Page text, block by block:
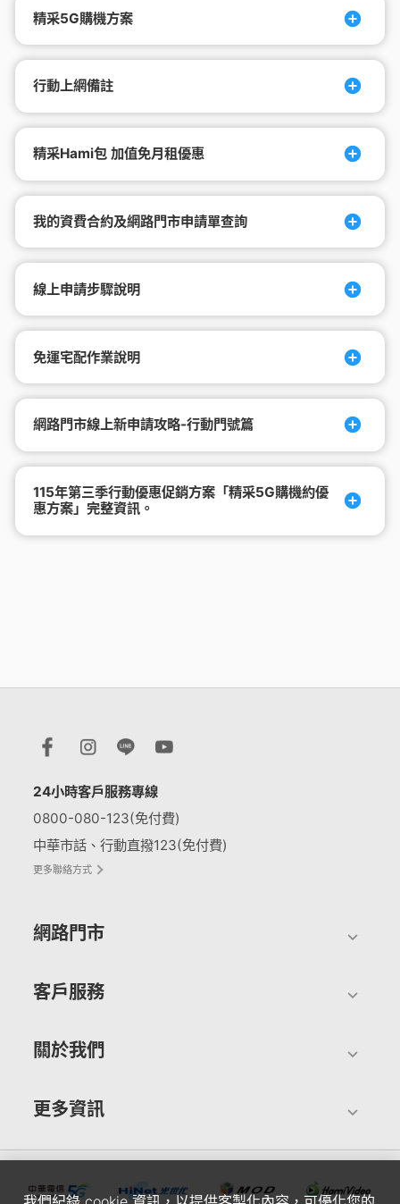
精采5G購機方案
行動上網備註
精采Hami包 加值免月租優惠
我的資費合約及網路門市申請單查詢
線上申請步驟說明
免運宅配作業說明
網路門市線上新申請攻略-行動門號篇
115年第三季行動優惠促銷方案「精采5G購機約優
惠方案」完整資訊。
24小時客戶服務專線
0800-080-123(免付費)
中華市話、行動直撥123(免付費)
更多聯絡方式
網路門市
客戶服務
關於我們
更多資訊